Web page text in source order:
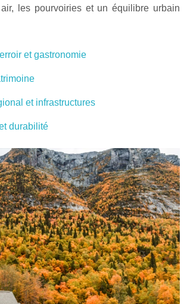
les pourvoiries et un équilibre urbain
et gastronomie
et infrastructures
durabilité